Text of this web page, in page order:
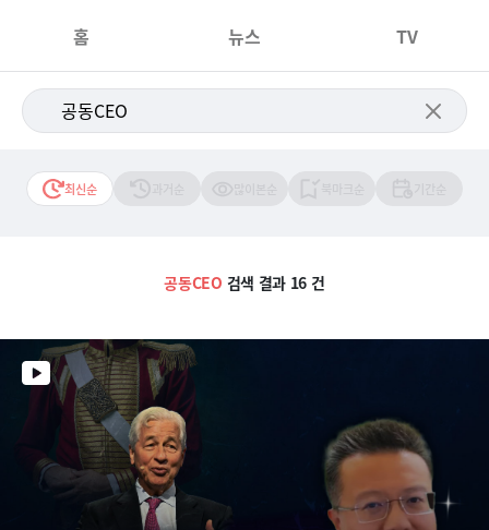
홈 뉴스 TV
최신순
공동CEO 검색 결과 16 건